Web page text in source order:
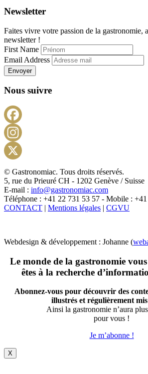
Newsletter
Faites vivre votre passion de la gastronomie,
newsletter !
First Name
Email Address
Envoyer
Nous suivre
X
© Gastronomiac. Tous droits réservés.
5, rue du Prieuré CH - 1202 Genève / Suisse
E-mail : info@gastronomiac.com
Téléphone : +41 22 731 53 57 - Mobile :
CONTACT | Mentions légales | CGVU
Webdesign & développement : Johanne (
Le monde de la gastronomie vous
êtes à la recherche
Abonnez-vous pour découvrir des
illustrés et régulièrement
Ainsi la gastronomie n’aura
pour vous !
Je m’abonne !
X